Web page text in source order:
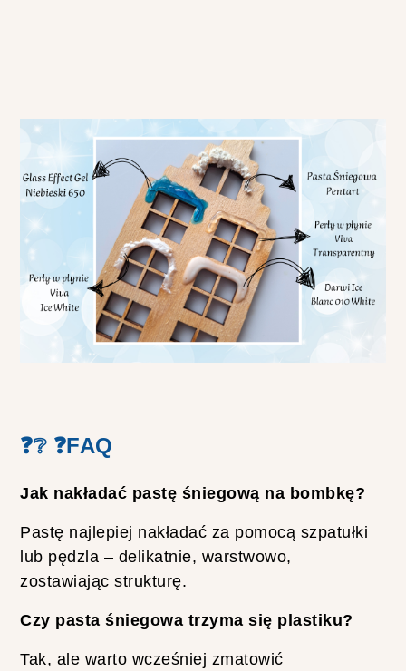
❓❔ ❓FAQ
Jak nakładać pastę śniegową na bombkę?
Pastę najlepiej nakładać za pomocą szpatułki
lub pędzla – delikatnie, warstwowo,
zostawiając strukturę.
Czy pasta śniegowa trzyma się plastiku?
Tak, ale warto wcześniej zmatowić